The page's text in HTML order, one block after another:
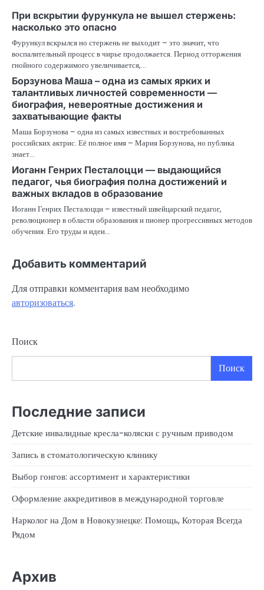
При вскрытии фурункула не вышел стержень:
насколько это опасно
Фурункул вскрылся но стержень не выходит – это значит, что
воспалительный процесс в чирье продолжается. Период отторжения
гнойного содержимого увеличивается,…
Борзунова Маша – одна из самых ярких и
талантливых личностей современности —
биография, невероятные достижения и
захватывающие факты
Маша Борзунова – одна из самых известных и востребованных
российских актрис. Её полное имя – Мария Борзунова, но публика
знает…
Иоганн Генрих Песталоцци — выдающийся
педагог, чья биография полна достижений и
важных вкладов в образование
Иоганн Генрих Песталоцци – известный швейцарский педагог,
революционер в области образования и пионер прогрессивных методов
обучения. Его труды и идеи…
Добавить комментарий
Для отправки комментария вам необходимо
авторизоваться.
Поиск
Поиск
Последние записи
Детские инвалидные кресла-коляски с ручным приводом
Запись в стоматологическую клинику
Выбор гонгов: ассортимент и характеристики
Оформление аккредитивов в международной торговле
Нарколог на Дом в Новокузнецке: Помощь, Которая Всегда
Рядом
Архив